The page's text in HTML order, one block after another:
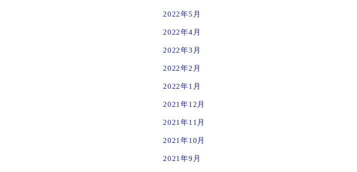
2022年5月
2022年4月
2022年3月
2022年2月
2022年1月
2021年12月
2021年11月
2021年10月
2021年9月